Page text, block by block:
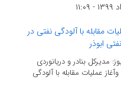
مقابله با آلودگی نفتی در
ابوذر
مدیرکل بنادر و دریانوردی
عملیات مقابله با آلودگی